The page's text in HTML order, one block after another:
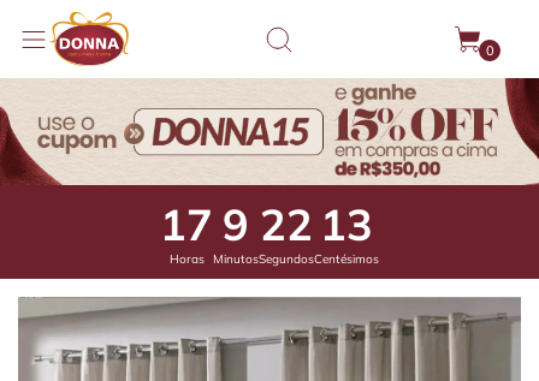
0
17
Horas
9
Minutos
21
Segundos
61
Centésimos